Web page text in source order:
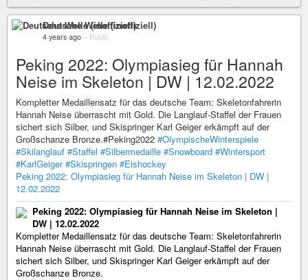
Deutsche Welle (inoffiziell)
4 years ago – Public
Peking 2022: Olympiasieg für Hannah
Neise im Skeleton | DW | 12.02.2022
Kompletter Medaillensatz für das deutsche Team: Skeletonfahrerin
Hannah Neise überrascht mit Gold. Die Langlauf-Staffel der Frauen
sichert sich Silber, und Skispringer Karl Geiger erkämpft auf der
Großschanze Bronze.#Peking2022 #OlympischeWinterspiele
#Skilanglauf #Staffel #Silbermedaille #Snowboard #Wintersport
#KarlGeiger #Skispringen #Eishockey
Peking 2022: Olympiasieg für Hannah Neise im Skeleton | DW |
12.02.2022
Peking 2022: Olympiasieg für Hannah Neise im Skeleton |
DW | 12.02.2022
Kompletter Medaillensatz für das deutsche Team: Skeletonfahrerin
Hannah Neise überrascht mit Gold. Die Langlauf-Staffel der Frauen
sichert sich Silber, und Skispringer Karl Geiger erkämpft auf der
Großschanze Bronze.